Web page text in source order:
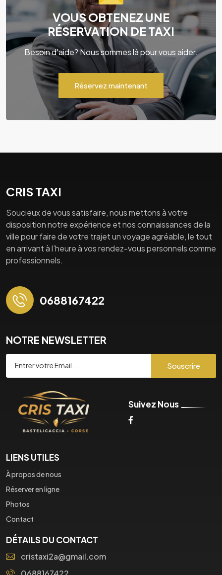
VOUS OBTENEZ UNE
RÉSERVATION DE TAXI
Besoin d'aide? Nous sommes là pour vous aider.
Réservez maintenant
CRIS TAXI
Soucieux de vous satisfaire, nous mettons à votre
disposition notre expérience et nos connaissances de la
ville pour faire de votre trajet un voyage agréable, le tout
en arrivant à l’heure à vos rendez-vous personnels comme
professionnels.
0688167422
NOTRE NEWSLETTER
Souscrire
Suivez Nous
LIENS UTILES
À propos de nous
Réserver en ligne
Photos
Contact
DÉTAILS DU CONTACT
cristaxi2a@gmail.com